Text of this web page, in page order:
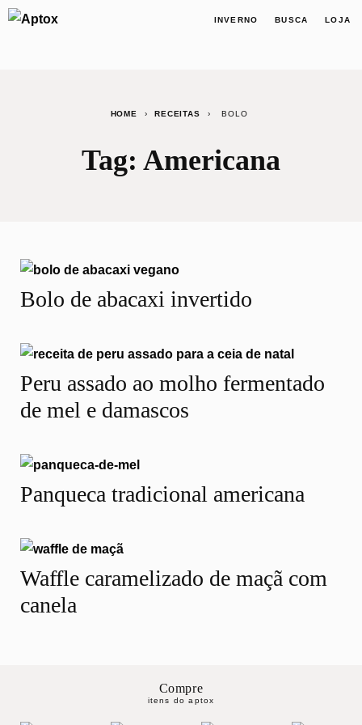
INVERNO BUSCA LOJA
HOME › RECEITAS › BOLO
Tag: Americana
Bolo de abacaxi invertido
Peru assado ao molho fermentado
de mel e damascos
Panqueca tradicional americana
Waffle caramelizado de maçã com
canela
Compre
itens do aptox